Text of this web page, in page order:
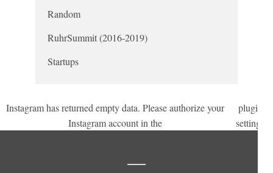
Random
RuhrSummit (2016-2019)
Startups
Instagram has returned empty data. Please authorize your
Instagram account in the
plugin
settings